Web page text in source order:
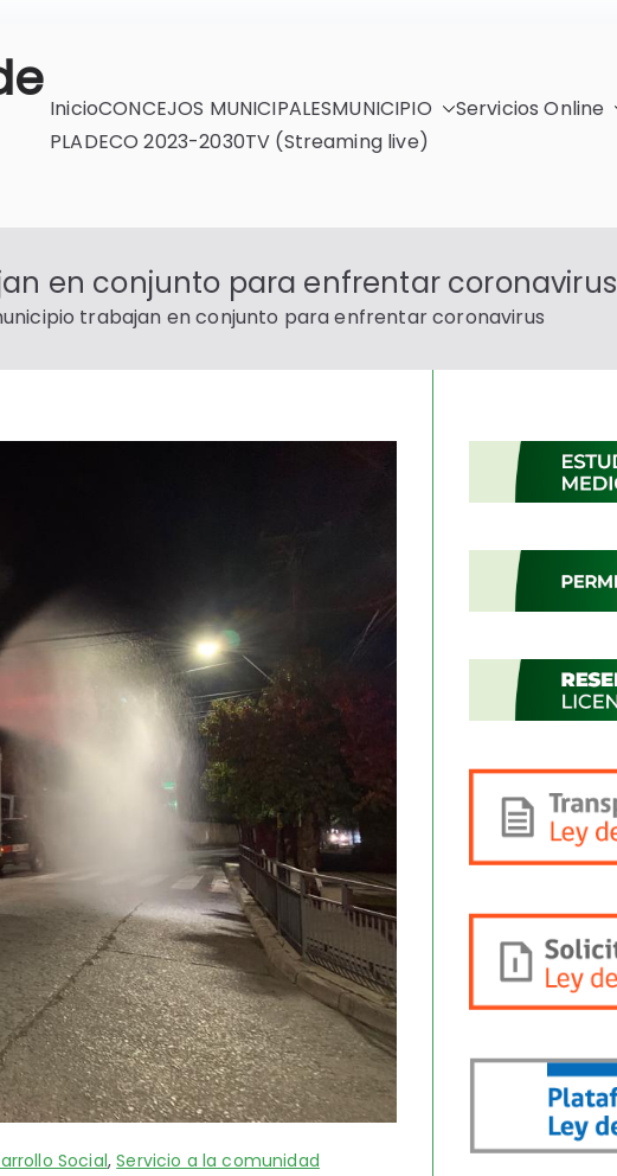
InicioCONCEJOS MUNICIPALESMUNICIPIO
Servicios Online
PLADECO 2023-2030TV (Streaming live)
en conjunto para enfrentar coronavirus
trabajan en conjunto para enfrentar coronavirus
Social,Servicio a la comunidad